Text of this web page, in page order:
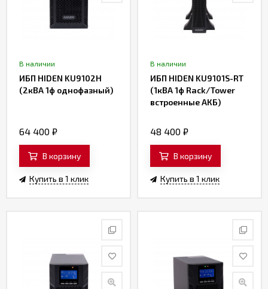
В наличии
ИБП HIDEN KU9102H
(2кВА 1ф однофазный)
64 400 ₽
В корзину
Купить в 1 клик
В наличии
ИБП HIDEN KU9101S-RT
(1кВА 1ф Rack/Tower
встроенные АКБ)
48 400 ₽
В корзину
Купить в 1 клик